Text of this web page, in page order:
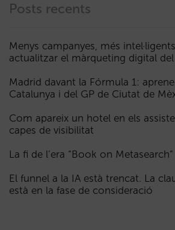
Posts recents
Menys campanyes, més
actualitzar el màrqueting digital
Madrid davant la Fórmula 1:
Catalunya i del GP de Ciutat de
Com apareix un hotel en els
capes de visibilitat
La fi de l’era “Book on Metasearch”
El funnel a la IA està trencat. La
està en la fase de consideració